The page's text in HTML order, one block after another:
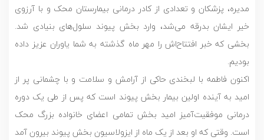
مدیره، پزشکان و تعدادی از کادر درمانی بیمارستان محک و با آرزوی
خیر ایشان بدرقه می‌شد، وارد بخش پیوند سلول‌های بنیادی شد.
بخشی که خبر افتتاح‌اش را مهر ماه گذشته به شما یاوران عزیز داده
بودیم.
اکنون فاطمه با لبخندی حاکی از آرامش و سلامت و با چشمانی پر از
امید به آینده اولین بیمار بخش پیوند است که پس از طی یک دوره
درمانی موفقیت‌آمیز امید بخش تمامی اعضای خانواده بزرگ محک
است. وقتی که او بعد از یک ماه از ایزولاسیون بخش پیوند بیرون آمد